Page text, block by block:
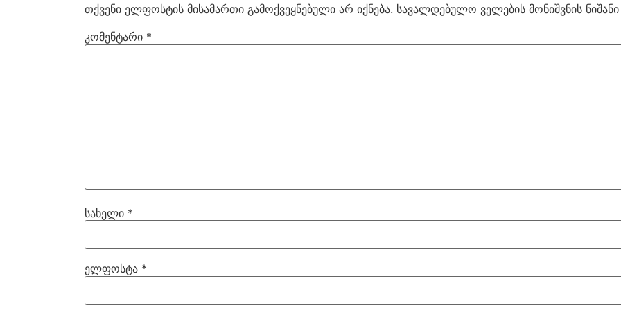
თქვენი ელფოსტის მისამართი გამოქვეყნებული არ იქნება. სავალდებულო ველების მონიშვნის
კომენტარი *
სახელი *
ელფოსტა *